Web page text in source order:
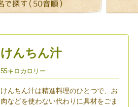
けんちん汁
55キロカロリー
けんちん汁は精進料理のひとつで、お
肉などを使わない代わりに具材をごま